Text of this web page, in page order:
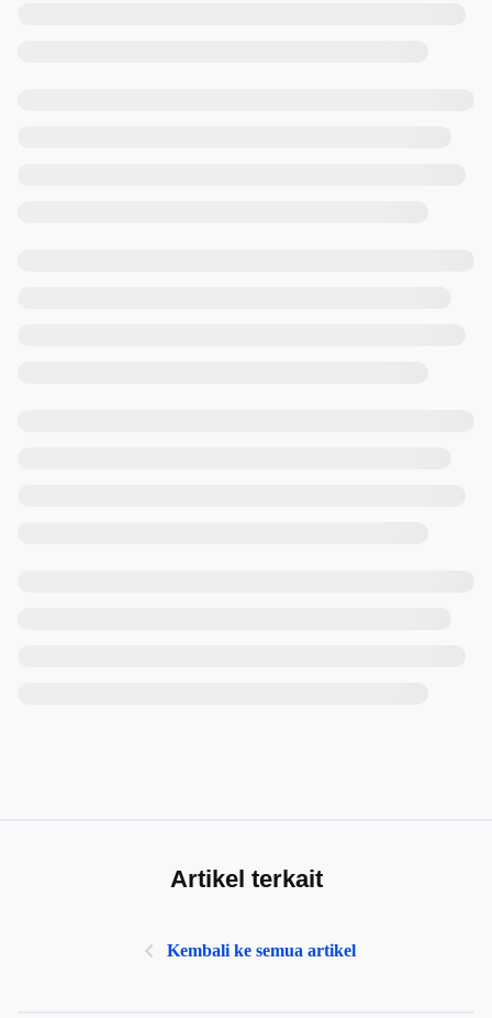
Artikel terkait
Kembali ke semua artikel